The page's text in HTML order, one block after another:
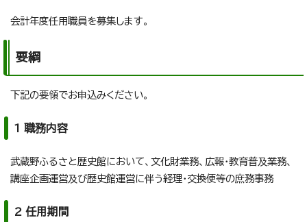
会計年度任用職員を募集します。
要綱
下記の要領でお申込みください。
1 職務内容
武蔵野ふるさと歴史館において、文化財業務、広報・教育普及業務、
講座企画運営及び歴史館運営に伴う経理・交換便等の庶務事務
2 任用期間